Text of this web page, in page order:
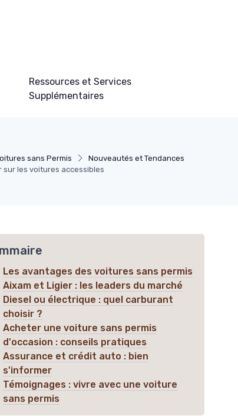
Ressources et Services
Supplémentaires
sans Permis
Nouveautés et Tendances
sur les voitures accessibles
Les avantages des voitures sans permis
Aixam et Ligier : les leaders du marché
Diesel ou électrique : quel carburant
choisir ?
Acheter une voiture sans permis
d'occasion : conseils pratiques
Assurance et crédit auto : bien
s'informer
Témoignages : vivre avec une voiture
sans permis